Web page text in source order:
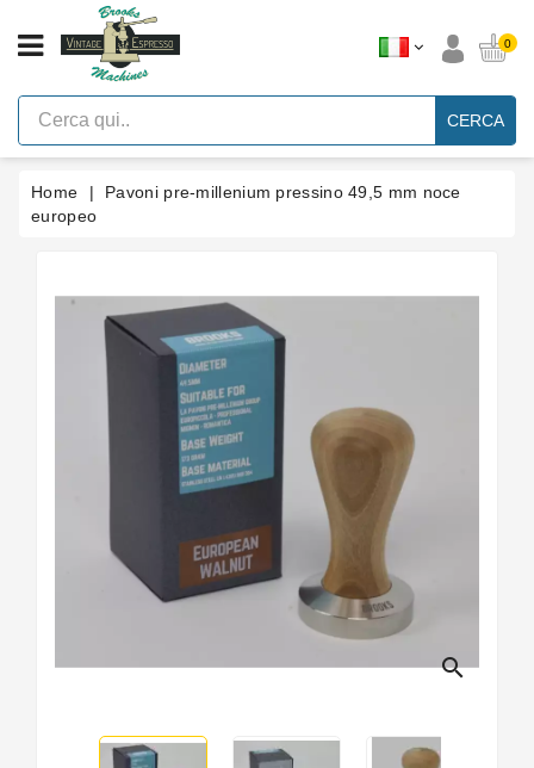
CATEGORIA
Macchine
Per
Caffè
Espresso
Leva
Espresso
0
CERCA
Home
Pavoni pre-millenium pressino 49,5 mm noce
europeo
search